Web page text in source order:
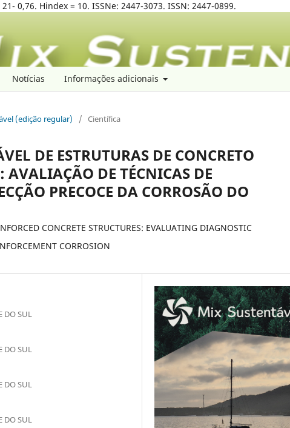
0,76. Hindex = 10. ISSNe: 2447-3073. ISSN: 2447-0899.
Notícias Informações adicionais
(edição regular) / Científica
DE ESTRUTURAS DE CONCRETO
DE TÉCNICAS DE
PRECOCE DA CORROSÃO DO
CONCRETE STRUCTURES: EVALUATING DIAGNOSTIC
CORROSION
DO SUL
DO SUL
DO SUL
DO SUL